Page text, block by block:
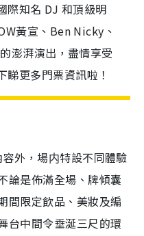
際知名 DJ 和頂級明
黃宣、Ben Nicky、
澎湃演出，盡情享受
更多門票資訊啦！
外，場内特設不同體驗
論是佈滿全場、牌傾囊
間限定飲品、美妝及編
台中間令垂涎三尺的環